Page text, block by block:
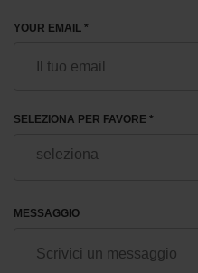
YOUR EMAIL *
SELEZIONA PER FAVORE *
MESSAGGIO